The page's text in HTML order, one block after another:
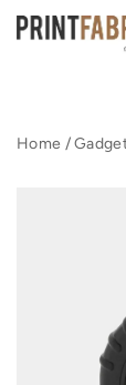
naar
Home /